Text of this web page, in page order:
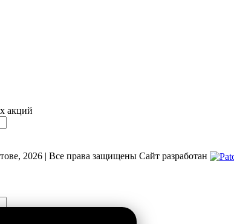
акций
2026 | Все права защищены Сайт разработан